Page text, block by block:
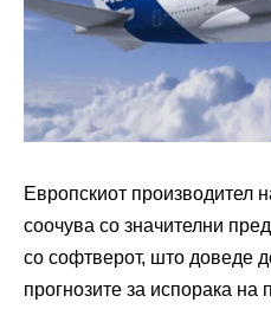
Европскиот производител
соочува со значителни
со софтверот, што доведе
прогнозите за испорака